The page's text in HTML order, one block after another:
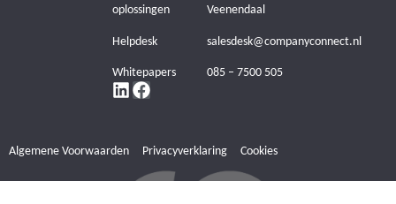
oplossingen
Helpdesk
Whitepapers
Veenendaal
salesdesk@companyconnect.nl
085 – 7500 505
Algemene Voorwaarden Privacyverklaring Cookies